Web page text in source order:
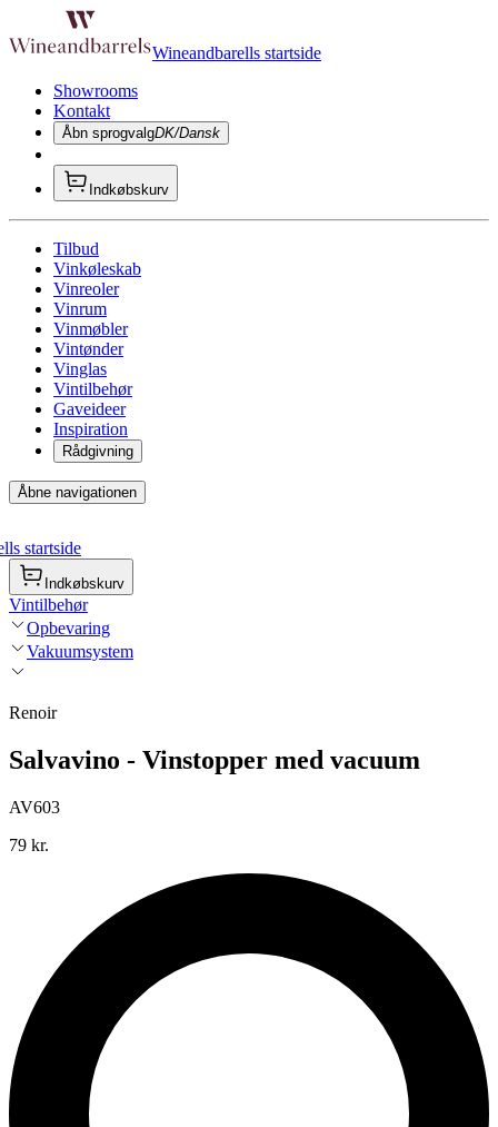
Wineandbarells startside
Showrooms
Kontakt
Åbn sprogvalgDK/Dansk
Indkøbskurv
Tilbud
Vinkøleskab
Vinreoler
Vinrum
Vinmøbler
Vintønder
Vinglas
Vintilbehør
Gaveideer
Inspiration
Rådgivning
Åbne navigationen
startside
Indkøbskurv
Vintilbehør
Opbevaring
Vakuumsystem
Renoir
Salvavino - Vinstopper med vacuum
AV603
79 kr.